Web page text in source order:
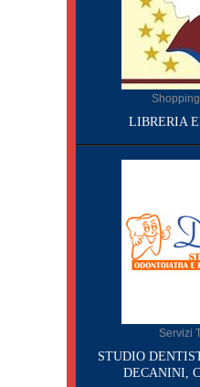
LIBRERIA
Servizi
STUDIO
DECANINI,